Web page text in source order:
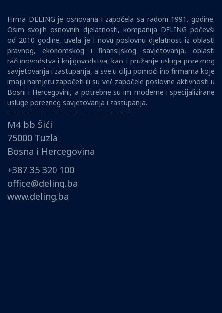
Firma DELING je osnovana i započela sa radom 1991. godine.
Osim svojih osnovnih djelatnosti, kompanija DELING počevši
od 2010 godine, uvela je i novu poslovnu djelatnost iz oblasti
pravnog, ekonomskog i finansijskog savjetovanja, oblasti
računovodstva i knjigovodstva, kao i pružanje usluga poreznog
savjetovanja i zastupanja, a sve u cilju pomoći ino firmama koje
imaju namjeru započeti ili su već započele poslovne aktivnosti u
Bosni i Hercegovini, a potrebne su im moderne i specijalizirane
usluge poreznog savjetovanja i zastupanja.
M4 bb Šići
75000 Tuzla
Bosna i Hercegovina
+387 35 320 100
office@deling.ba
www.deling.ba